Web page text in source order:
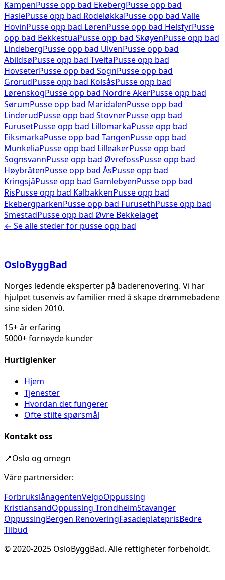
KampenPusse opp bad EkebergPusse opp bad
HaslePusse opp bad RodeløkkaPusse opp bad Valle
HovinPusse opp bad LørenPusse opp bad HelsfyrPusse
opp bad BekkestuaPusse opp bad SkøyenPusse opp bad
LindebergPusse opp bad UlvenPusse opp bad
AbildsøPusse opp bad TveitaPusse opp bad
HovseterPusse opp bad SognPusse opp bad
GrorudPusse opp bad KolsåsPusse opp bad
LørenskogPusse opp bad Nordre AkerPusse opp bad
SørumPusse opp bad MaridalenPusse opp bad
LinderudPusse opp bad StovnerPusse opp bad
FurusetPusse opp bad LillomarkaPusse opp bad
EiksmarkaPusse opp bad TangenPusse opp bad
MunkeliaPusse opp bad LilleakerPusse opp bad
SognsvannPusse opp bad ØvrefossPusse opp bad
HøybråtenPusse opp bad ÅsPusse opp bad
KringsjåPusse opp bad GamlebyenPusse opp bad
RisPusse opp bad KalbakkenPusse opp bad
EkebergparkenPusse opp bad FurusethPusse opp bad
SmestadPusse opp bad Øvre Bekkelaget
← Se alle steder for pusse opp bad
OsloByggBad
Norges ledende eksperter på baderenovering. Vi har
hjulpet tusenvis av familier med å skape drømmebadene
sine siden 2010.
15+ år erfaring
5000+ fornøyde kunder
Hurtiglenker
Hjem
Tjenester
Hvordan det fungerer
Ofte stilte spørsmål
Kontakt oss
📍Oslo og omegn
Våre partnersider:
ForbrukslånagentenVelgoOppussing
KristiansandOppussing TrondheimStavanger
OppussingBergen RenoveringFasadeplateprisBedre
Tilbud
© 2020-2025 OsloByggBad. Alle rettigheter forbeholdt.